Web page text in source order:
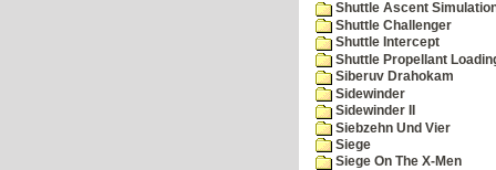
Shuttle Ascent
Shuttle Challenger
Shuttle Intercept
Shuttle Propellant
Siberuv Drahokam
Sidewinder
Sidewinder II
Siebzehn Und Vier
Siege
Siege On The X-Men